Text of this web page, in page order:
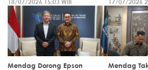
Mendag Dorong Epson
Mendag